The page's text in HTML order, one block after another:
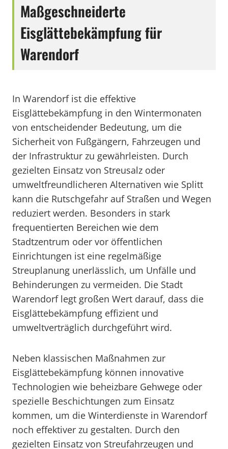
Maßgeschneiderte
Eisglättebekämpfung für
Warendorf
In Warendorf ist die effektive
Eisglättebekämpfung in den Wintermonaten
von entscheidender Bedeutung, um die
Sicherheit von Fußgängern, Fahrzeugen und
der Infrastruktur zu gewährleisten. Durch
gezielten Einsatz von Streusalz oder
umweltfreundlicheren Alternativen wie Splitt
kann die Rutschgefahr auf Straßen und Wegen
reduziert werden. Besonders in stark
frequentierten Bereichen wie dem
Stadtzentrum oder vor öffentlichen
Einrichtungen ist eine regelmäßige
Streuplanung unerlässlich, um Unfälle und
Behinderungen zu vermeiden. Die Stadt
Warendorf legt großen Wert darauf, dass die
Eisglättebekämpfung effizient und
umweltverträglich durchgeführt wird.
Neben klassischen Maßnahmen zur
Eisglättebekämpfung können innovative
Technologien wie beheizbare Gehwege oder
spezielle Beschichtungen zum Einsatz
kommen, um die Winterdienste in Warendorf
noch effektiver zu gestalten. Durch den
gezielten Einsatz von Streufahrzeugen und